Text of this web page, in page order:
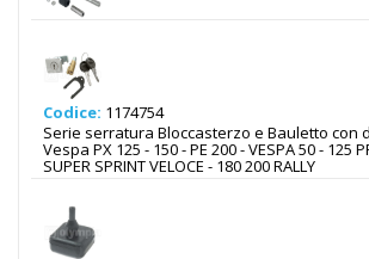
Codice: 1174754
Serie serratura Bloccasterzo e Bauletto con
Vespa PX 125 - 150 - PE 200 - VESPA 50 - 125
SUPER SPRINT VELOCE - 180 200 RALLY